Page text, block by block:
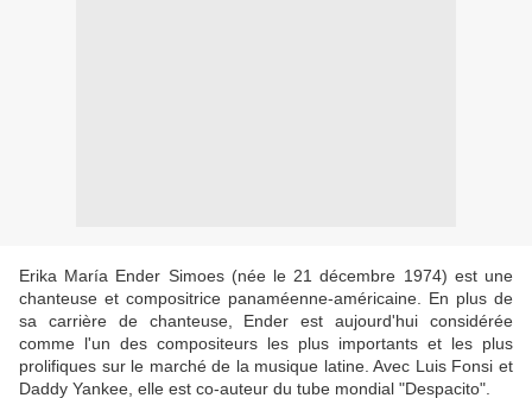
Erika María Ender Simoes (née le 21 décembre 1974) est une
chanteuse et compositrice panaméenne-américaine. En plus de
sa carrière de chanteuse, Ender est aujourd'hui considérée
comme l'un des compositeurs les plus importants et les plus
prolifiques sur le marché de la musique latine. Avec Luis Fonsi et
Daddy Yankee, elle est co-auteur du tube mondial "Despacito".